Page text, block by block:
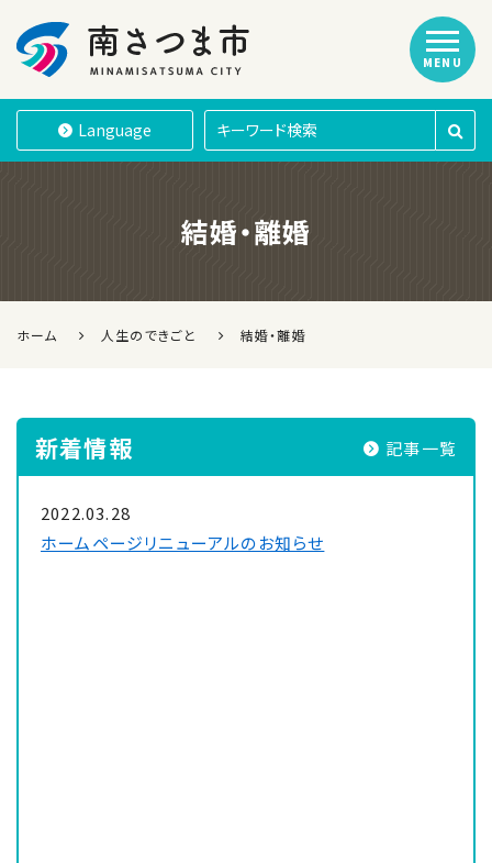
南さつま市
Language
MENU
結婚・離婚
ホーム 人生のできごと 結婚・離婚
新着情報 記事一覧
2022.03.28
ホームページリニューアルのお知らせ